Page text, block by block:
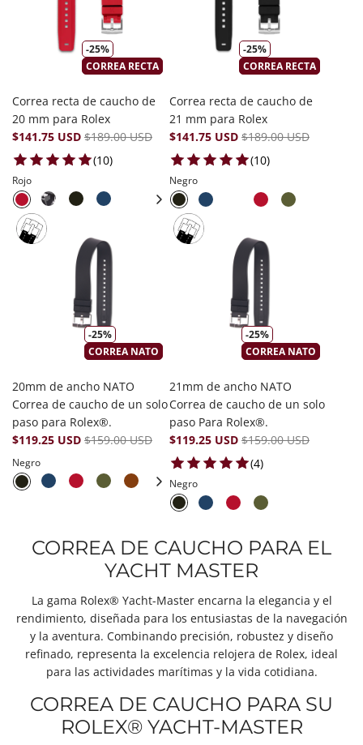
-25%
CORREA RECTA
Correa recta de caucho de
20 mm para Rolex
$141.75 USD $189.00 USD
(10)10 total reviews
Rojo
-25%
CORREA RECTA
Correa recta de caucho de
21 mm para Rolex
$141.75 USD $189.00 USD
(10)10 total reviews
Negro
-25%
CORREA NATO
20mm de ancho NATO
Correa de caucho de un solo
paso para Rolex®.
$119.25 USD $159.00 USD
Negro
-25%
CORREA NATO
21mm de ancho NATO
Correa de caucho de un solo
paso Para Rolex®.
$119.25 USD $159.00 USD
(4)4 total reviews
Negro
CORREA DE CAUCHO PARA EL
YACHT MASTER
La gama Rolex® Yacht-Master encarna la elegancia y el
rendimiento, diseñada para los entusiastas de la navegación
y la aventura. Combinando precisión, robustez y diseño
refinado, representa la excelencia relojera de Rolex, ideal
para las actividades marítimas y la vida cotidiana.
CORREA DE CAUCHO PARA SU
ROLEX® YACHT-MASTER